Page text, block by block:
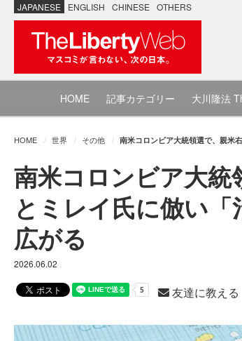
JAPANESE ENGLISH CHINESE OTHERS
HOME 記事カテゴリー 大川隆法
HOME 世界 その他 南米コロンビア大統領選で、親米
南米コロンビア大
とミレイ氏に倣い
広がる
2026.06.02
友達に教える